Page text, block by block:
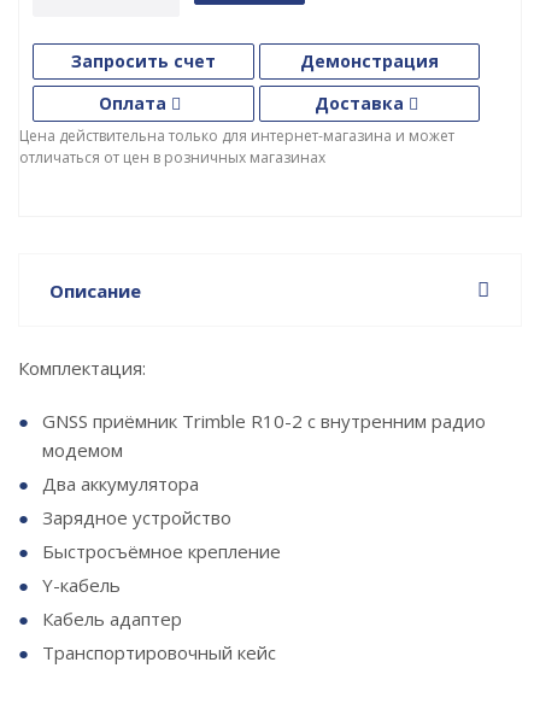
Запросить счет
Демонстрация
Оплата
Доставка
Цена действительна только для интернет-магазина и может
отличаться от цен в розничных магазинах
Описание
Комплектация:
GNSS приёмник Trimble R10-2 с внутренним радио
модемом
Два аккумулятора
Зарядное устройство
Быстросъёмное крепление
Y-кабель
Кабель адаптер
Транспортировочный кейс